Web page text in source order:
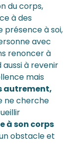
du corps,
à des
présence à soi,
avec
renoncer à
aussi à revenir
mais
autrement,
ne cherche
à son corps
obstacle et